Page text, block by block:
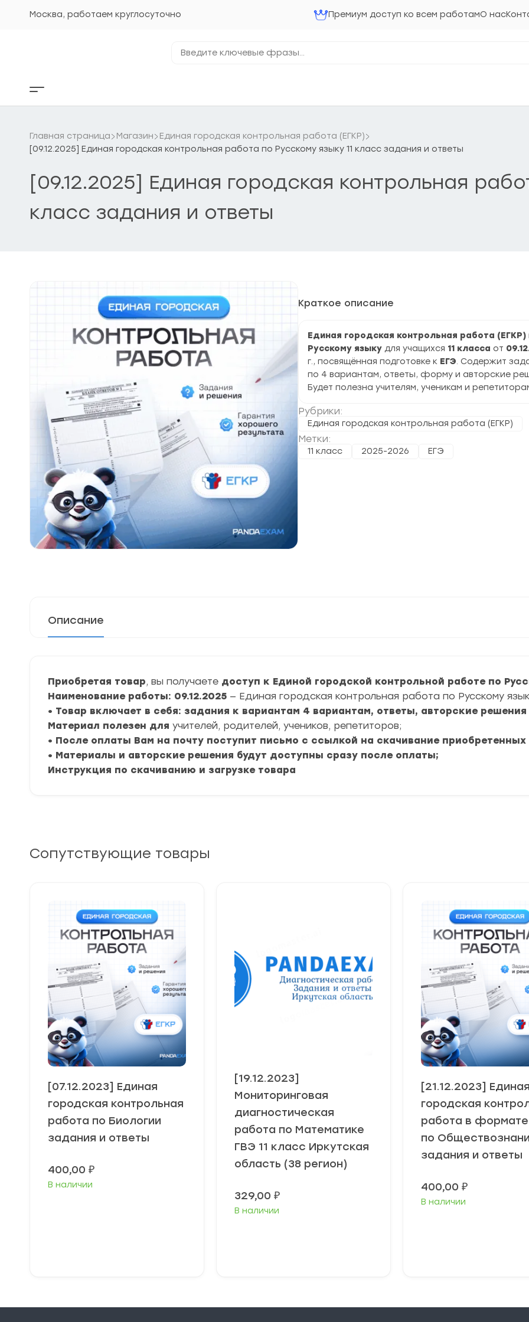
Москва, работаем круглосуточно Премиум доступ ко всем работамО нас
ключевые
Кнопка
бокового
Главная страница Магазин
Единая городская контрольная работа (ЕГКР)
[09.12.2025] Единая городская контрольная работа по Русскому языку 11 класс задания и ответы
[09.12.2025] Единая городская контрольная
класс задания и ответы
Краткое описание
Единая городская контрольная работа (ЕГКР)
Русскому языку для учащихся 11 класса от
г., посвящённая подготовке к ЕГЭ. Содержит
по 4 вариантам, ответы, форму и авторские
Будет полезна учителям, ученикам и
Рубрики:
Единая городская контрольная работа (ЕГКР)
Метки:
11 класс 2025-2026 ЕГЭ
Описание
Приобретая товар, вы получаете доступ к Единой городской контрольной работе по
Наименование работы: 09.12.2025 — Единая городская контрольная работа по Русскому
• Товар включает в себя: задания к вариантам 4 вариантам, ответы, авторские
Материал полезен для учителей, родителей, учеников, репетиторов;
• После оплаты Вам на почту поступит письмо с ссылкой на скачивание приобретенных
• Материалы и авторские решения будут доступны сразу после оплаты;
Инструкция по скачиванию и загрузке товара
Сопутствующие товары
[07.12.2023] Единая
городская контрольная
работа по Биологии
задания и ответы
400,00 ₽
В наличии
[19.12.2023]
Мониторинговая
диагностическая
работа по Математике
ГВЭ 11 класс Иркутская
область (38 регион)
329,00 ₽
В наличии
[21.12.2023] Единая
городская
работа в
по
задания и ответы
400,00 ₽
В наличии